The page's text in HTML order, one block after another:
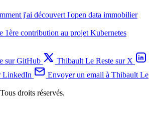
j'ai découvert l'open data immobilier
1ère contribution au projet Kubernetes
sur GitHub
Thibault Le Reste sur X
LinkedIn
Envoyer un email à Thibault Le
Tous droits réservés.